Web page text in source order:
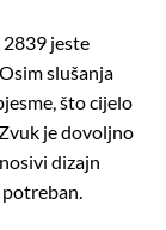
jeste
slušanja
što cijelo
je dovoljno
dizajn
potreban.